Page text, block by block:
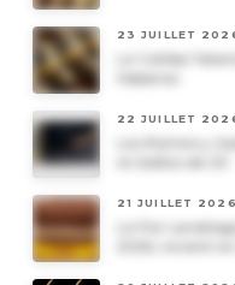
23 JUILLET
Le Cohiba
22 JUILLET
21 JUILLET 2026
Le Por